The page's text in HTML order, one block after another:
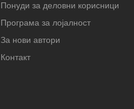
Понуди за деловни корисници
Програма за лојалност
За нови автори
Контакт